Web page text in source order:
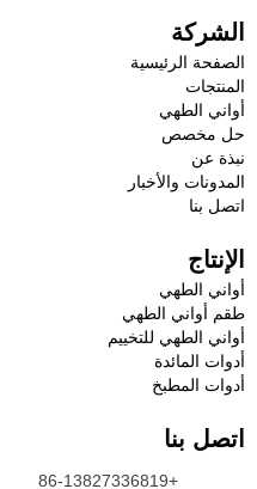
الشركة
الصفحة الرئيسية
المنتجات
أواني الطهي
حل مخصص
نبذة عن
المدونات والأخبار
اتصل بنا
الإنتاج
أواني الطهي
طقم أواني الطهي
أواني الطهي للتخييم
أدوات المائدة
أدوات المطبخ
اتصل بنا
+86-13827336819